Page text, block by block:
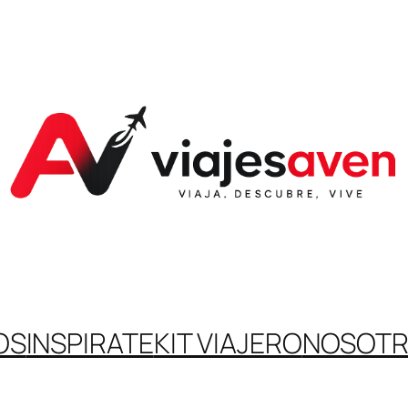
INSPIRATEKIT VIAJERO